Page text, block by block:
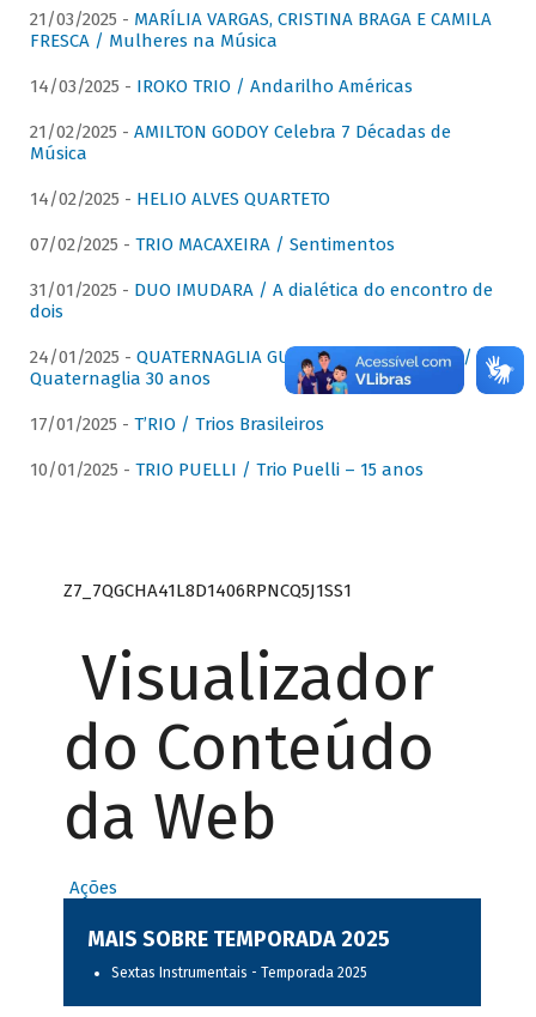
21/03/2025 - MARÍLIA VARGAS, CRISTINA BRAGA E CAMILA
FRESCA / Mulheres na Música
14/03/2025 - IROKO TRIO / Andarilho Américas
21/02/2025 - AMILTON GODOY Celebra 7 Décadas de
Música
14/02/2025 - HELIO ALVES QUARTETO
07/02/2025 - TRIO MACAXEIRA / Sentimentos
31/01/2025 - DUO IMUDARA / A dialética do encontro de
dois
24/01/2025 - QUATERNAGLIA GUITAR QUARTET (QGQ) /
Quaternaglia 30 anos
17/01/2025 - T’RIO / Trios Brasileiros
10/01/2025 - TRIO PUELLI / Trio Puelli – 15 anos
Z7_7QGCHA41L8D1406RPNCQ5J1SS1
Visualizador
do Conteúdo
da Web
Ações
MAIS SOBRE TEMPORADA 2025
Sextas Instrumentais - Temporada 2025